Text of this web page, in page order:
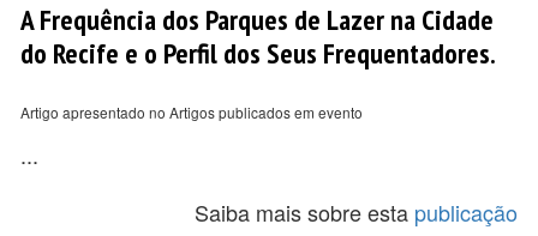
A Frequência dos Parques de Lazer na Cidade
do Recife e o Perfil dos Seus Frequentadores.
Artigo apresentado no Artigos publicados em evento
...
Saiba mais sobre esta publicação